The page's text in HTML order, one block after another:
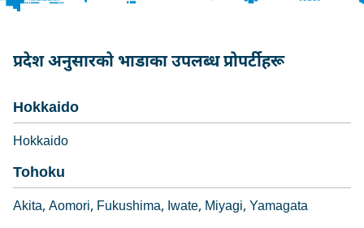
प्रदेश अनुसारको भाडाका उपलब्ध प्रोपर्टीहरू
Hokkaido
Hokkaido
Tohoku
Akita Aomori Fukushima Iwate Miyagi Yamagata